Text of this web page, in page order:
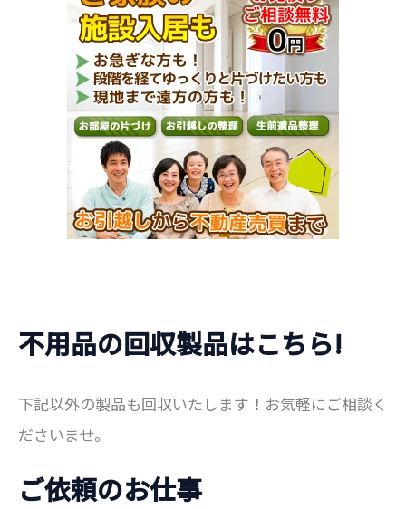
不用品の回収製品はこちら!
下記以外の製品も回収いたします！お気軽にご相談く
ださいませ。
ご依頼のお仕事